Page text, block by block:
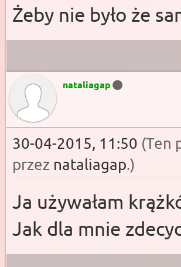
Żeby nie było że
nataliagap
30-04-2015, 11:50 (Ten
przez nataliagap.)
Ja używałam
Jak dla mnie